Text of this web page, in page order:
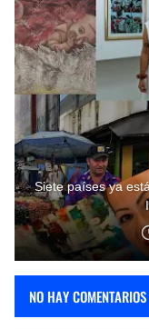
Siete países ya
NO HAY COMENTARIOS